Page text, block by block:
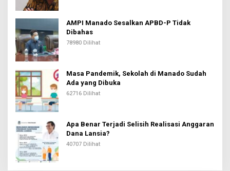
AMPI Manado Sesalkan APBD-P Tidak
Dibahas
78980 Dilihat
Masa Pandemik, Sekolah di Manado Sudah
Ada yang Dibuka
62716 Dilihat
Apa Benar Terjadi Selisih Realisasi Anggaran
Dana Lansia?
40707 Dilihat